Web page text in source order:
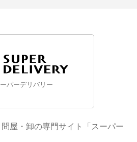
パーデリバリー
屋・卸の専門サイト「スーパー